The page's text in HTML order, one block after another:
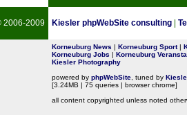
2006-2009 Kiesler phpWebSite consulting
Korneuburg News | Korneuburg Sport|
Korneuburg Jobs | Korneuburg
Kiesler Photography
powered by phpWebSite , tuned by
[3.24MB | 75 queries | browser chrome]
all content copyrighted unless noted